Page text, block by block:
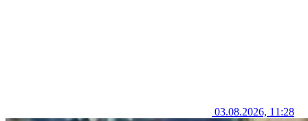
03.08.2026, 11:28